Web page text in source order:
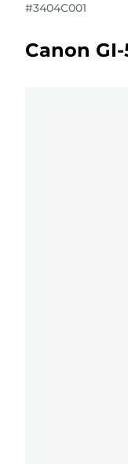
#3404C001
Canon